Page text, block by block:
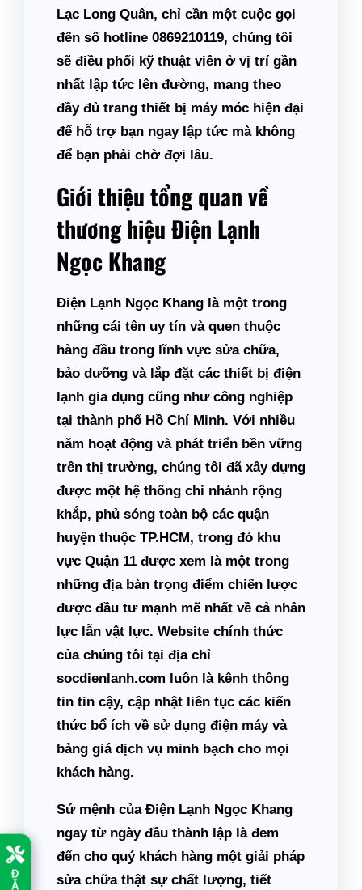
Đ
Ặ
Lạc Long Quân, chỉ cần một cuộc gọi
đến số hotline 0869210119, chúng tôi
sẽ điều phối kỹ thuật viên ở vị trí gần
nhất lập tức lên đường, mang theo
đầy đủ trang thiết bị máy móc hiện đại
để hỗ trợ bạn ngay lập tức mà không
để bạn phải chờ đợi lâu.
Giới thiệu tổng quan về
thương hiệu Điện Lạnh
Ngọc Khang
Điện Lạnh Ngọc Khang là một trong
những cái tên uy tín và quen thuộc
hàng đầu trong lĩnh vực sửa chữa,
bảo dưỡng và lắp đặt các thiết bị điện
lạnh gia dụng cũng như công nghiệp
tại thành phố Hồ Chí Minh. Với nhiều
năm hoạt động và phát triển bền vững
trên thị trường, chúng tôi đã xây dựng
được một hệ thống chi nhánh rộng
khắp, phủ sóng toàn bộ các quận
huyện thuộc TP.HCM, trong đó khu
vực Quận 11 được xem là một trong
những địa bàn trọng điểm chiến lược
được đầu tư mạnh mẽ nhất về cả nhân
lực lẫn vật lực. Website chính thức
của chúng tôi tại địa chỉ
socdienlanh.com luôn là kênh thông
tin tin cậy, cập nhật liên tục các kiến
thức bổ ích về sử dụng điện máy và
bảng giá dịch vụ minh bạch cho mọi
khách hàng.
Sứ mệnh của Điện Lạnh Ngọc Khang
ngay từ ngày đầu thành lập là đem
đến cho quý khách hàng một giải pháp
sửa chữa thật sự chất lượng, tiết